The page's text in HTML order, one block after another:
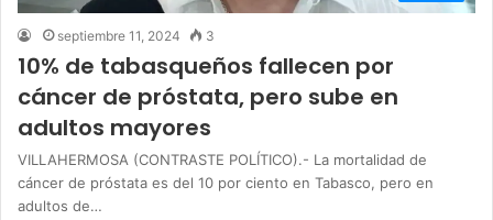
septiembre 11, 2024 3
10% de tabasqueños fallecen por
cáncer de próstata, pero sube en
adultos mayores
VILLAHERMOSA (CONTRASTE POLÍTICO).- La mortalidad de
cáncer de próstata es del 10 por ciento en Tabasco, pero en
adultos de…